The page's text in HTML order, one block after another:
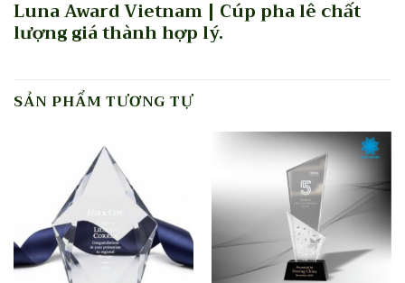
Luna Award Vietnam | Cúp pha lê chất
lượng giá thành hợp lý.
SẢN PHẨM TƯƠNG TỰ